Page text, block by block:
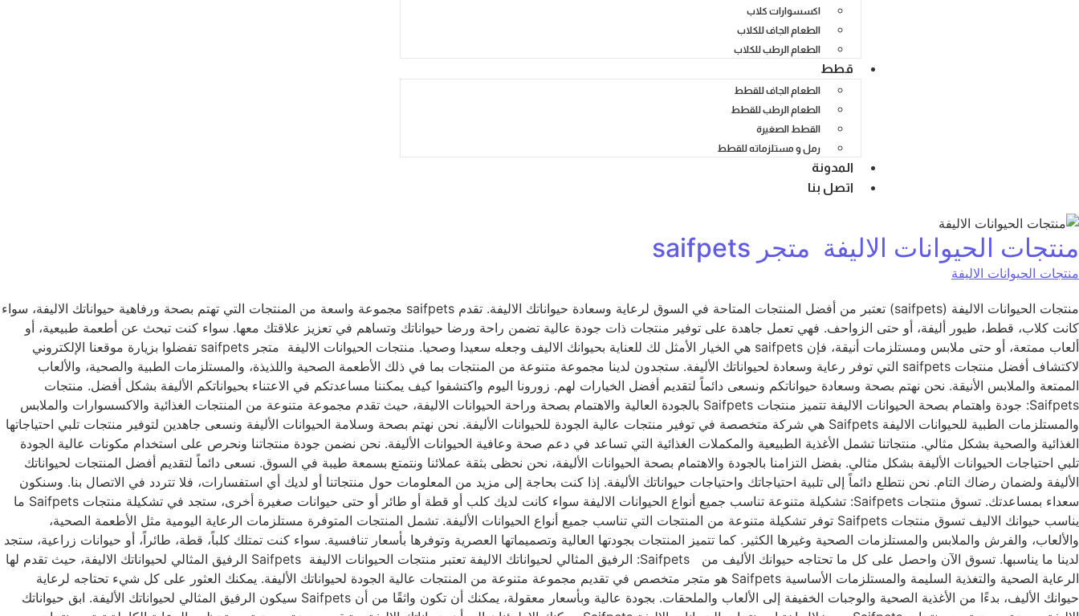
اكسسوارات كلاب
الطعام الجاف للكلاب
الطعام الرطب للكلاب
قطط
الطعام الجاف للقطط
الطعام الرطب للقطط
القطط الصغيرة
رمل و مستلزماته للقطط
المدونة
اتصل بنا
منتجات الحيوانات الاليفة متجر saifpets
منتجات الحيوانات الاليفة
منتجات الحيوانات الاليفة (saifpets) تعتبر من أفضل المنتجات المتاحة في السوق لرعاية وسعادة حيواناتك الاليفة. تقدم saifpets مجموعة واسعة من المنتجات التي تهتم بصحة ورفاهية حيواناتك الاليفة، سواء
كانت كلاب، قطط، طيور أليفة، أو حتى الزواحف. فهي تعمل جاهدة على توفير منتجات ذات جودة عالية تضمن راحة ورضا حيواناتك وتساهم في تعزيز علاقتك معها. سواء كنت تبحث عن أطعمة طبيعية، أو
ألعاب ممتعة، أو حتى ملابس ومستلزمات أنيقة، فإن saifpets هي الخيار الأمثل لك للعناية بحيوانك الاليف وجعله سعيدا وصحيا. منتجات الحيوانات الاليفة متجر saifpets تفضلوا بزيارة موقعنا الإلكتروني
لاكتشاف أفضل منتجات saifpets التي توفر رعاية وسعادة لحيواناتك الأليفة. ستجدون لدينا مجموعة متنوعة من المنتجات بما في ذلك الأطعمة الصحية واللذيذة، والمستلزمات الطبية والصحية، والألعاب
الممتعة والملابس الأنيقة. نحن نهتم بصحة وسعادة حيواناتكم ونسعى دائماً لتقديم أفضل الخيارات لهم. زورونا اليوم واكتشفوا كيف يمكننا مساعدتكم في الاعتناء بحيواناتكم الأليفة بشكل أفضل. منتجات
Saifpets: جودة واهتمام بصحة الحيوانات الاليفة تتميز منتجات Saifpets بالجودة العالية والاهتمام بصحة وراحة الحيوانات الاليفة، حيث تقدم مجموعة متنوعة من المنتجات الغذائية والاكسسوارات والملابس
والمستلزمات الطبية للحيوانات الاليفة Saifpets هي شركة متخصصة في توفير منتجات عالية الجودة للحيوانات الأليفة. نحن نهتم بصحة وسلامة الحيوانات الأليفة ونسعى جاهدين لتوفير منتجات تلبي احتياجاتها
الغذائية والصحية بشكل مثالي. منتجاتنا تشمل الأغذية الطبيعية والمكملات الغذائية التي تساعد في دعم صحة وعافية الحيوانات الأليفة. نحن نضمن جودة منتجاتنا ونحرص على استخدام مكونات عالية الجودة
تلبي احتياجات الحيوانات الأليفة بشكل مثالي. بفضل التزامنا بالجودة والاهتمام بصحة الحيوانات الأليفة، نحن نحظى بثقة عملائنا ونتمتع بسمعة طيبة في السوق. نسعى دائماً لتقديم أفضل المنتجات لحيواناتك
الأليفة ولضمان رضاك التام. نحن نتطلع دائماً إلى تلبية احتياجاتك واحتياجات حيواناتك الأليفة. إذا كنت بحاجة إلى مزيد من المعلومات حول منتجاتنا أو لديك أي استفسارات، فلا تتردد في الاتصال بنا. وسنكون
سعداء بمساعدتك. تسوق منتجات Saifpets: تشكيلة متنوعة تناسب جميع أنواع الحيوانات الاليفة سواء كانت لديك كلب أو قطة أو طائر أو حتى حيوانات صغيرة أخرى، ستجد في تشكيلة منتجات Saifpets ما
يناسب حيوانك الاليف تسوق منتجات Saifpets توفر تشكيلة متنوعة من المنتجات التي تناسب جميع أنواع الحيوانات الأليفة. تشمل المنتجات المتوفرة مستلزمات الرعاية اليومية مثل الأطعمة الصحية،
والألعاب، والفرش والملابس والمستلزمات الصحية وغيرها الكثير. كما تتميز المنتجات بجودتها العالية وتصميماتها العصرية وتوفرها بأسعار تنافسية. سواء كنت تمتلك كلباً، قطة، طائراً، أو حيوانات زراعية، ستجد
لدينا ما يناسبها. تسوق الآن واحصل على كل ما تحتاجه حيوانك الأليف من Saifpets: الرفيق المثالي لحيواناتك الاليفة تعتبر منتجات الحيوانات الاليفة Saifpets الرفيق المثالي لحيواناتك الاليفة، حيث تقدم لها
الرعاية الصحية والتغذية السليمة والمستلزمات الأساسية Saifpets هو متجر متخصص في تقديم مجموعة متنوعة من المنتجات عالية الجودة لحيواناتك الأليفة. يمكنك العثور على كل شيء تحتاجه لرعاية
حيوانك الأليف، بدءًا من الأغذية الصحية والوجبات الخفيفة إلى الألعاب والملحقات. بجودة عالية وبأسعار معقولة، يمكنك أن تكون واثقًا من أن Saifpets سيكون الرفيق المثالي لحيواناتك الأليفة. ابق حيواناتك